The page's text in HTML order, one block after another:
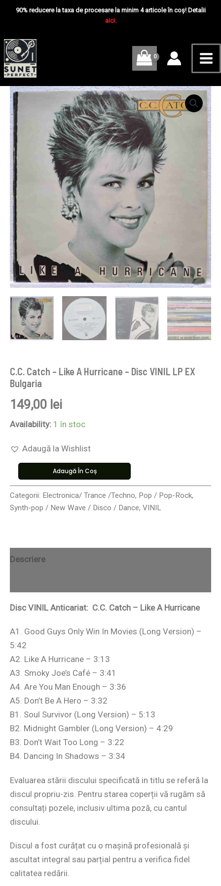
90% reducere la taxa de procesare la minim 4 articole în coș! Detalii
aici.
C.C. Catch – Like A Hurricane – Disc VINIL LP EX
Bulgaria
149,00 lei
Availability: 1 în stoc
Adaugă la Wishlist
Cantitate
C.C.
Catch
–
Like
A
Hurricane
Disc
VINIL
LP
EX
Bulgaria
Adaugă În Coș
Categorii: Electronica/ Trance /Techno, Pop / Pop-Rock,
Synth-pop / New Wave / Disco / Dance, VINIL
Descriere
Disc VINIL Anticariat: C.C. Catch – Like A Hurricane
A1. Good Guys Only Win In Movies (Long Version) –
5:42
A2. Like A Hurricane – 3:13
A3. Smoky Joe’s Café – 3:41
A4. Are You Man Enough – 3:36
A5. Don’t Be A Hero – 3:32
B1. Soul Survivor (Long Version) – 5:13
B2. Midnight Gambler (Long Version) – 4:29
B3. Don’t Wait Too Long – 3:22
B4. Dancing In Shadows – 3:34
Evaluarea stării discului specificată in titlu se referă la
discul propriu-zis. Pentru starea coperții vă rugăm să
consultați pozele, inclusiv ultima poză, cu cantul
discului.
Discul a fost curățat cu o mașină profesională și
ascultat integral sau parțial pentru a verifica fidel
calitatea redării.
A